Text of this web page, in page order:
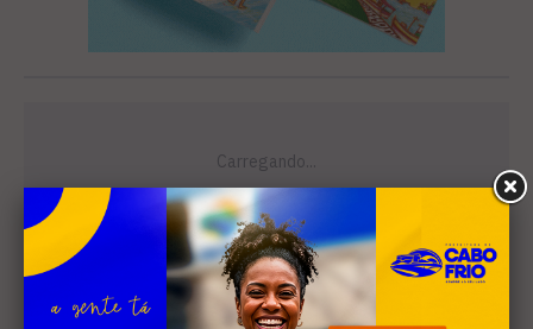
Leia Também